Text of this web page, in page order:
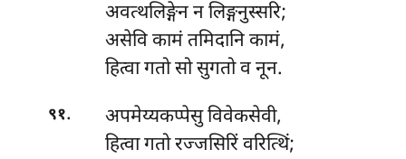
अवत्थलिङ्गेन न लिङ्गनुस्सरि;
असेवि कामं तमिदानि कामं,
हित्वा गतो सो सुगतो व नून.
९१.
अपमेय्यकप्पेसु विवेकसेवी,
हित्वा गतो रज्जसिरिं वरित्थिं;